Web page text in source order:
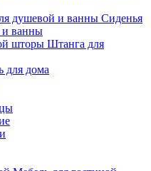
Сиденья
и ванны
Штанга для
для дома